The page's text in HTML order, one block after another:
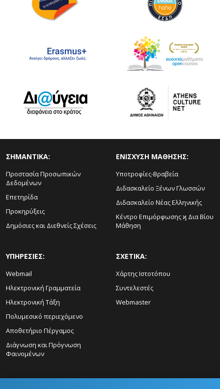
ΣΗΜΑΝΤΙΚΑ:
Προστασία Προσωπικών
Δεδομένων
Επετηρίδα
Προκηρύξεις
Δημόσιες και Διεθνείς Σχέσεις
ΕΝΙΣΧΥΣΗ ΜΑΘΗΣΗΣ:
Υποτροφίες-Βραβεία
Διδασκαλείο Ξένων Γλωσσών
Διδασκαλείο Νέας Ελληνικής
Κέντρο Επιμόρφωσης ϗ Δια Βίου
Μάθηση
ΥΠΗΡΕΣΙΕΣ:
Webmail
Ηλεκτρονική Γραμματεία
Ηλεκτρονική Τάξη
Πολυμεσικό περιεχόμενο
Αποθετήριο Πέργαμος
Διάγνωση και Πρόγνωση
Φαινομένων
ΣΧΕΤΙΚΑ:
Χάρτης Ιστοτόπου
Συντελεστές
Webmaster